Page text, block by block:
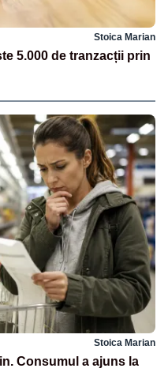
Stoica Marian
5.000 de tranzacții prin
Stoica Marian
Consumul a ajuns la